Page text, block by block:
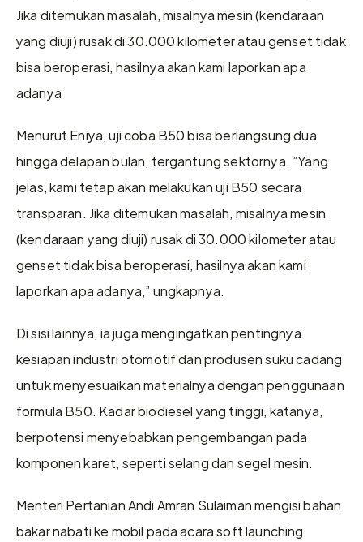
Jika ditemukan masalah, misalnya mesin (kendaraan
yang diuji) rusak di 30.000 kilometer atau genset tidak
bisa beroperasi, hasilnya akan kami laporkan apa
adanya
Menurut Eniya, uji coba B50 bisa berlangsung dua
hingga delapan bulan, tergantung sektornya. ”Yang
jelas, kami tetap akan melakukan uji B50 secara
transparan. Jika ditemukan masalah, misalnya mesin
(kendaraan yang diuji) rusak di 30.000 kilometer atau
genset tidak bisa beroperasi, hasilnya akan kami
laporkan apa adanya,” ungkapnya.
Di sisi lainnya, ia juga mengingatkan pentingnya
kesiapan industri otomotif dan produsen suku cadang
untuk menyesuaikan materialnya dengan penggunaan
formula B50. Kadar biodiesel yang tinggi, katanya,
berpotensi menyebabkan pengembangan pada
komponen karet, seperti selang dan segel mesin.
Menteri Pertanian Andi Amran Sulaiman mengisi bahan
bakar nabati ke mobil pada acara soft launching